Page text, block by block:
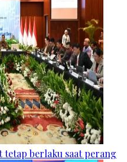
tetap berlaku saat perang